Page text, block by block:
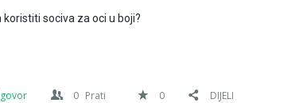
sociva za oci u boji?
0 Prati 0 DIJELI